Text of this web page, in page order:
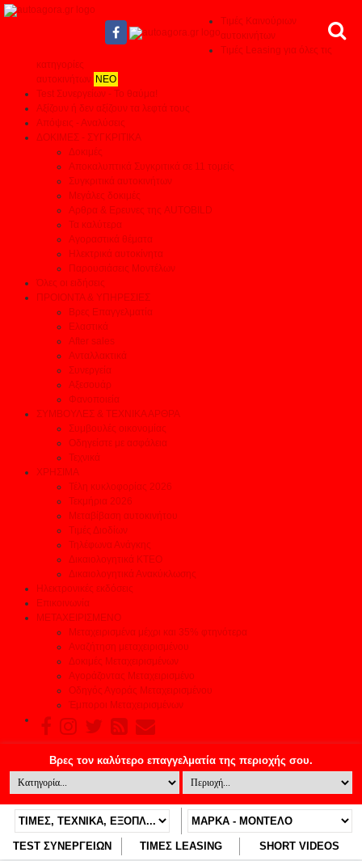
Τιμές Καινούριων
αυτοκινήτων
Τιμές Leasing για όλες τις
κατηγορίες
αυτοκινήτων ΝΕΟ
Test Συνεργείων - Το θαύμα!
Αξίζουν ή δεν αξίζουν τα λεφτά τους
Απόψεις - Αναλύσεις
ΔΟΚΙΜΕΣ - ΣΥΓΚΡΙΤΙΚΑ
Δοκιμές
Αποκαλυπτικά Συγκριτικά σε 11 τομείς
Συγκριτικά αυτοκινήτων
Μεγάλες δοκιμές
Αρθρα & Ερευνες της AUTOBILD
Τα καλύτερα
Αγοραστικά θέματα
Ηλεκτρικά αυτοκίνητα
Παρουσιάσεις Μοντέλων
Όλες οι ειδήσεις
ΠΡΟΙΟΝΤΑ & ΥΠΗΡΕΣΙΕΣ
Βρες Επαγγελματία
Ελαστικά
After sales
Ανταλλακτικά
Συνεργεία
Αξεσουάρ
Φανοποιεία
ΣΥΜΒΟΥΛΕΣ & ΤΕΧΝΙΚΑ ΑΡΘΡΑ
Συμβουλές οικονομίας
Οδηγείστε με ασφάλεια
Τεχνικά
ΧΡΗΣΙΜΑ
Τέλη κυκλοφορίας 2026
Τεκμήρια 2026
Μεταβίβαση αυτοκινήτου
Τιμές Διοδίων
Τηλέφωνα Ανάγκης
Δικαιολογητικά ΚΤΕΟ
Δικαιολογητικά Ανακύκλωσης
Ηλεκτρονικές εκδόσεις
Επικοινωνία
ΜΕΤΑΧΕΙΡΙΣΜΕΝΟ
Μεταχειρισμένα μέχρι και 35% φτηνότερα
Αναζήτηση μεταχειρισμένου
Δοκιμές Μεταχειρισμένων
Αγοράζοντας Μεταχειρισμένο
Οδηγός Αγοράς Μεταχειρισμένου
Έμποροι Μεταχειρισμένων
TEST ΣΥΝΕΡΓΕΙΩΝ ΤΙΜΕΣ LEASING SHORT VIDEOS